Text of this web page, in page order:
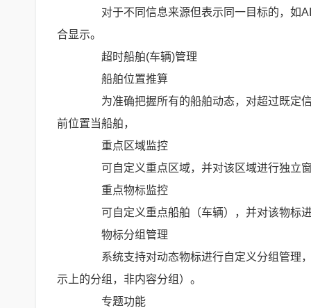
对于不同信息来源但表示同一目标的，如
合显示。
超时船舶(车辆)管理
船舶位置推算
为准确把握所有的船舶动态，对超过既定信
前位置当船舶，
重点区域监控
可自定义重点区域，并对该区域进行独立
重点物标监控
可自定义重点船舶（车辆），并对该物标
物标分组管理
系统支持对动态物标进行自定义分组管理，
示上的分组，非内容分组）。
专题功能